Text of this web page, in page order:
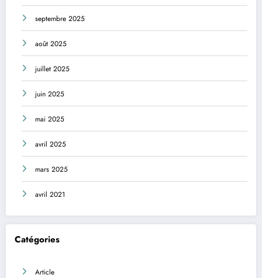
septembre 2025
août 2025
juillet 2025
juin 2025
mai 2025
avril 2025
mars 2025
avril 2021
Catégories
Article